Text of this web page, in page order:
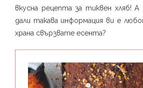
вкусна рецепта за тиквен хляб!
дали такава информация ви е
храна свързвате есента? ⁣